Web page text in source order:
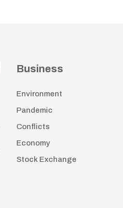
Business
Environment
Pandemic
Conflicts
Economy
Stock Exchange